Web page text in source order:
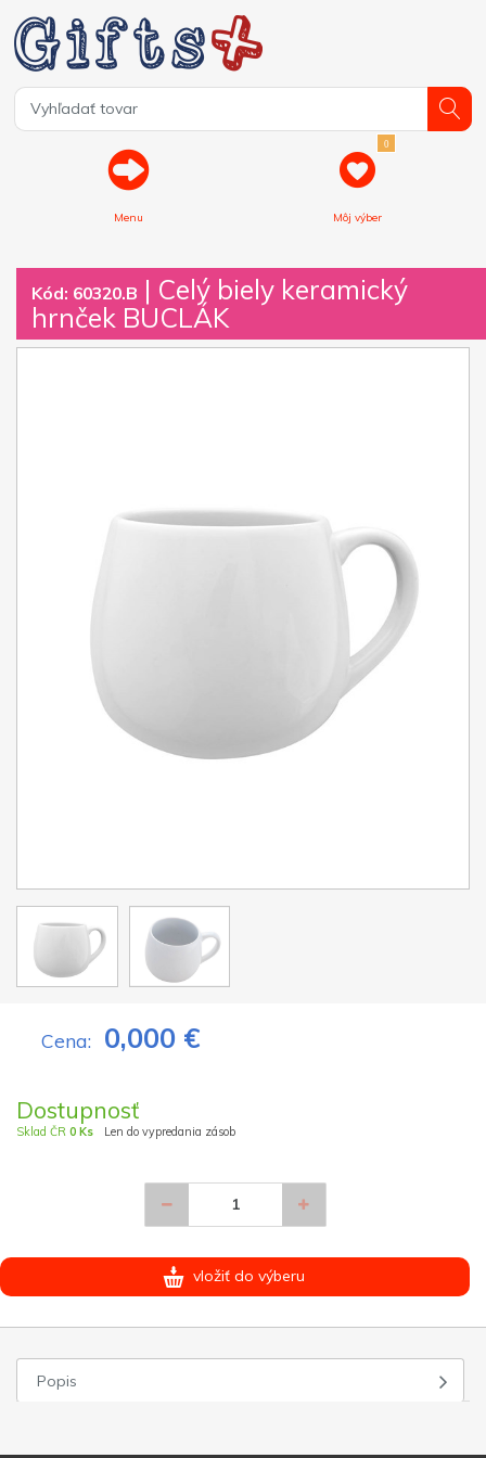
Menu
0
Môj výber
Kód: 60320.B | Celý biely keramický
hrnček BUCLÁK
Cena: 0,000 €
Dostupnosť
Sklad ČR 0 Ks Len do vypredania zásob
vložiť do výberu
Popis